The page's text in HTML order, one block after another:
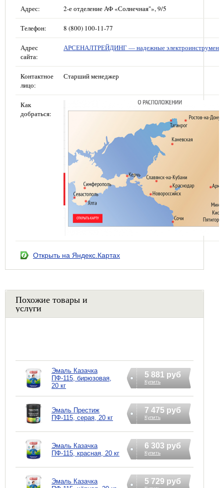
Адрес: 2-е отделение АФ «Солнечная"», 9/5
Телефон: 8 (800) 100-11-77
Адрес
сайта:
АРСЕНАЛТРЕЙДИНГ — надежные
Контактное
лицо:
Старший менеджер
Как
добраться:
Открыть на Яндекс.Картах
Похожие товары и
услуги
Эмаль Казачка
ПФ-115, бирюзовая,
20 кг
5 881 руб
Купить
Эмаль Престиж
ПФ-115, серая, 20 кг
7 475 руб
Купить
Эмаль Казачка
ПФ-115, красная, 20 кг
6 303 руб
Купить
Эмаль Казачка
5 729 руб